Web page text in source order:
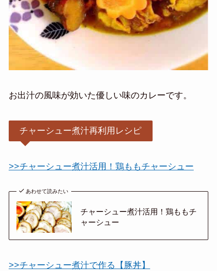
お出汁の風味が効いた優しい味のカレーです。
チャーシュー煮汁再利用レシピ
>>チャーシュー煮汁活用！鶏ももチャーシュー
あわせて読みたい
チャーシュー煮汁活用！鶏ももチ
ャーシュー
>>チャーシュー煮汁で作る【豚丼】